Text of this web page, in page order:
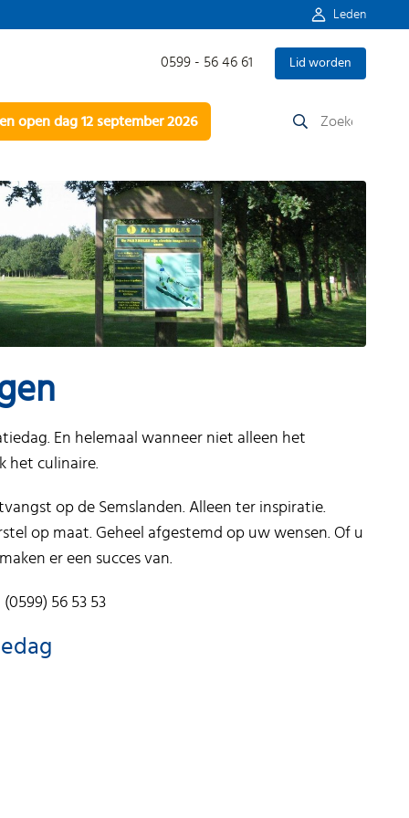
Leden
0599 - 56 46 61 Lid worden
open dag 12 september 2026
naar:
En helemaal wanneer niet alleen het
het culinaire.
op de Semslanden. Alleen ter inspiratie.
op maat. Geheel afgestemd op uw wensen. Of u
er een succes van.
56 53 53